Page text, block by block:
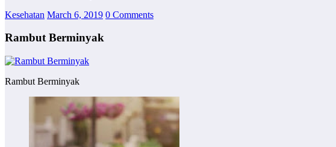
Kesehatan March 6, 2019 0 Comments
Rambut Berminyak
Rambut Berminyak